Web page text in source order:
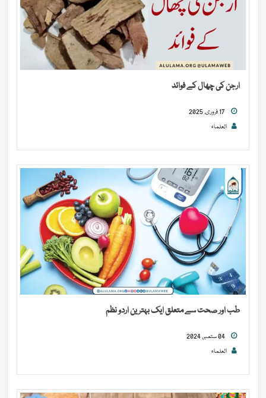
ارجن کی چھال کے فوائد
العلماء
طب اور صحت سے متعلق ایک بہترین اردو نظم
العلماء